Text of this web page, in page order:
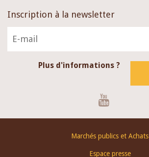
Inscription à la newsletter
Plus d'informations ?
Marchés publics et Achats
Espace presse